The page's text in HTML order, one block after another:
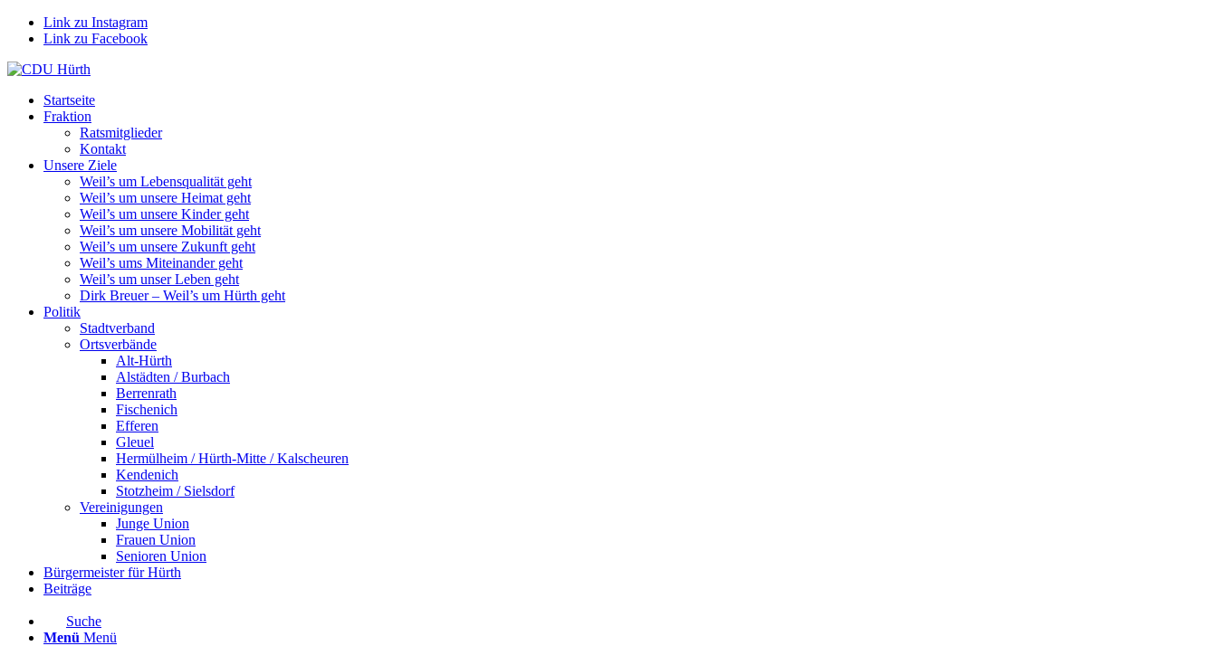
Link zu Instagram
Link zu Facebook
Startseite
Fraktion
Ratsmitglieder
Kontakt
Unsere Ziele
Weil’s um Lebensqualität geht
Weil’s um unsere Heimat geht
Weil’s um unsere Kinder geht
Weil’s um unsere Mobilität geht
Weil’s um unsere Zukunft geht
Weil’s ums Miteinander geht
Weil’s um unser Leben geht
Dirk Breuer – Weil’s um Hürth geht
Politik
Stadtverband
Ortsverbände
Alt-Hürth
Alstädten / Burbach
Berrenrath
Fischenich
Efferen
Gleuel
Hermülheim / Hürth-Mitte / Kalscheuren
Kendenich
Stotzheim / Sielsdorf
Vereinigungen
Junge Union
Frauen Union
Senioren Union
Bürgermeister für Hürth
Beiträge
Suche
Menü Menü